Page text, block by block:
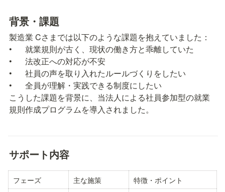
背景・課題
製造業 Cさまでは以下のような課題を抱えていました：
•	就業規則が古く、現状の働き方と乖離していた
•	法改正への対応が不安
•	社員の声を取り入れたルールづくりをしたい
•	全員が理解・実践できる制度にしたい
こうした課題を背景に、当法人による社員参加型の就業
規則作成プログラムを導入されました。
サポート内容
フェーズ 主な施策 特徴・ポイント